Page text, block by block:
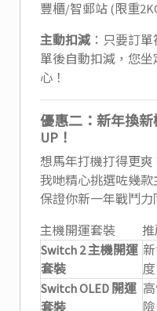
豐櫃/智郵站 (限重
主動扣減 ：只要訂
單後自動扣減，您
心！
優惠二：新年換新
UP！
想馬年打機打得更爽
我哋精心挑選咗幾款
保證你新一年戰鬥力
主機開運套裝
Switch 2 主機開運
套裝
度
Switch OLED 開運
套裝
險